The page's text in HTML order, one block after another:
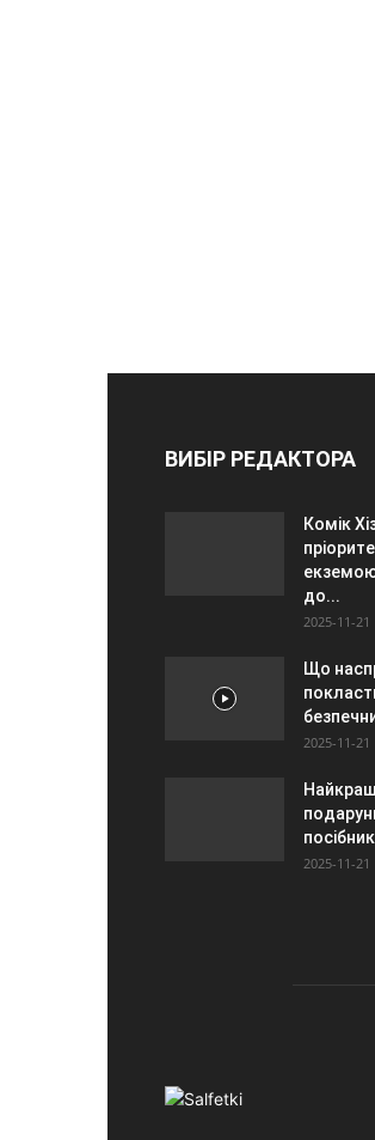
ВИБІР РЕДАКТОРА
Комік
до...
2025-11-21
Що
2025-11-21
2025-11-21